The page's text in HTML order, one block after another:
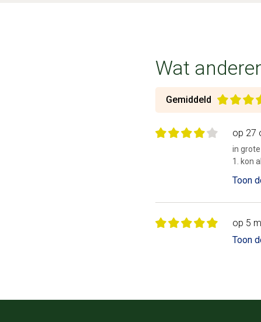
Wat
Gemiddeld
op 27
in
1. kon
Toon
op 5
Toon